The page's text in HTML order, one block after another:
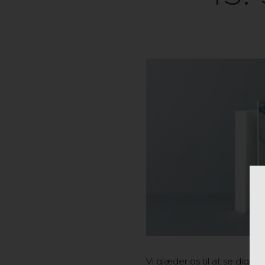
Vi glæder os til at se dig,